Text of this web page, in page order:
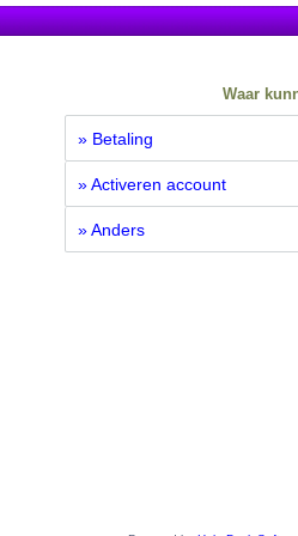
Waar
» Betaling
» Activeren account
» Anders